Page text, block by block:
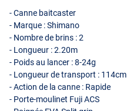
- Canne baitcaster
- Marque : Shimano
- Nombre de brins : 2
- Longueur : 2.20m
- Poids au lancer : 8-24g
- Longueur de transport : 114cm
- Action de la canne : Rapide
- Porte-moulinet FujiACS